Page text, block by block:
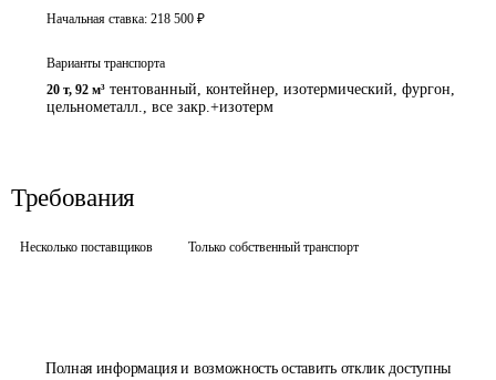
Полная информация и возможность оставить отклик доступны
Начальная ставка: 218 500 ₽
Варианты транспорта
20 т, 92 м³ тентованный, контейнер, изотермический, фургон,
цельнометалл., все закр.+изотерм
Требования
Несколько поставщиков Только собственный транспорт